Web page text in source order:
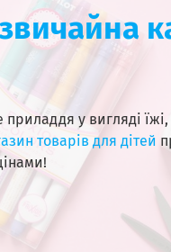
у вигляді
товарів для дітей